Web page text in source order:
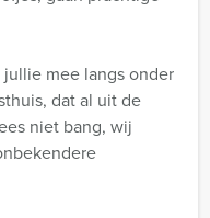
mee langs onder
dat al uit de
niet bang, wij